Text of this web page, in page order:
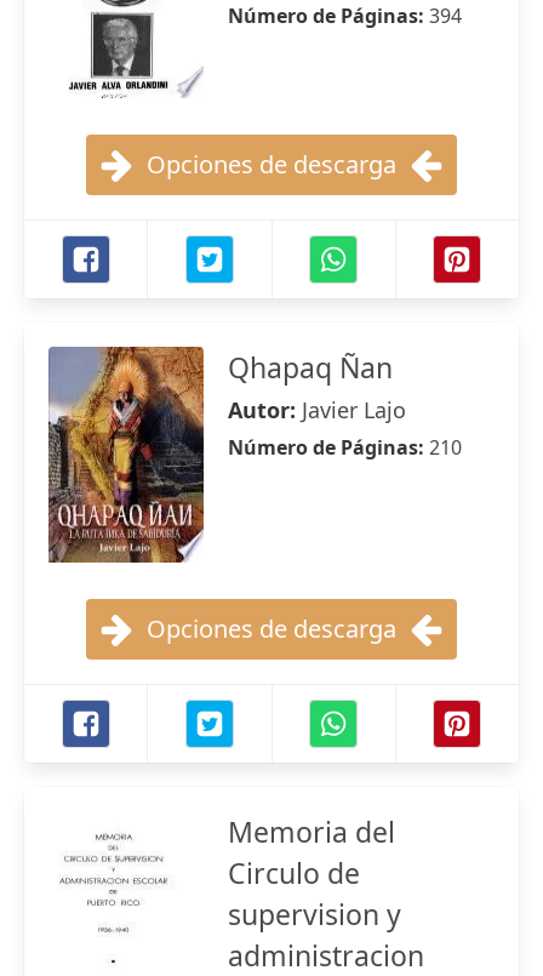
Número de Páginas: 394
Opciones de descarga
Qhapaq Ñan
Autor: Javier Lajo
Número de Páginas: 210
Opciones de descarga
Memoria del
Circulo de
supervision y
administracion